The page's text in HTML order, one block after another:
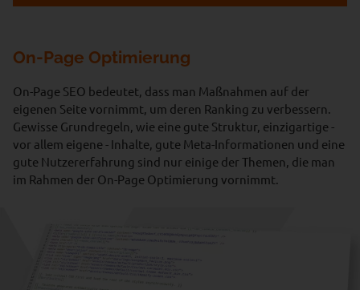
On-Page Optimierung
On-Page SEO bedeutet, dass man Maßnahmen auf der
eigenen Seite vornimmt, um deren Ranking zu verbessern.
Gewisse Grundregeln, wie eine gute Struktur, einzigartige -
vor allem eigene - Inhalte, gute Meta-Informationen und eine
gute Nutzererfahrung sind nur einige der Themen, die man
im Rahmen der On-Page Optimierung vornimmt.